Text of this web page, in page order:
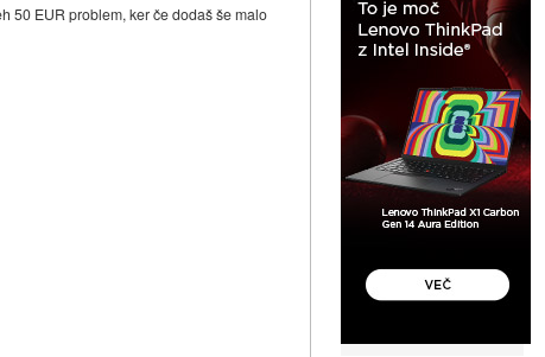
50 EUR problem, ker če dodaš še malo